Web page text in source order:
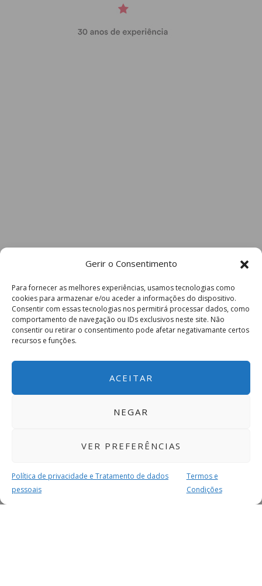
Gerir o Consentimento
Para fornecer as melhores experiências, usamos tecnologias como
cookies para armazenar e/ou aceder a informações do dispositivo.
Consentir com essas tecnologias nos permitirá processar dados, como
comportamento de navegação ou IDs exclusivos neste site. Não
consentir ou retirar o consentimento pode afetar negativamante certos
recursos e funções.
ACEITAR
NEGAR
VER PREFERÊNCIAS
Política de privacidade e Tratamento de dados
pessoais
Termos e
Condições